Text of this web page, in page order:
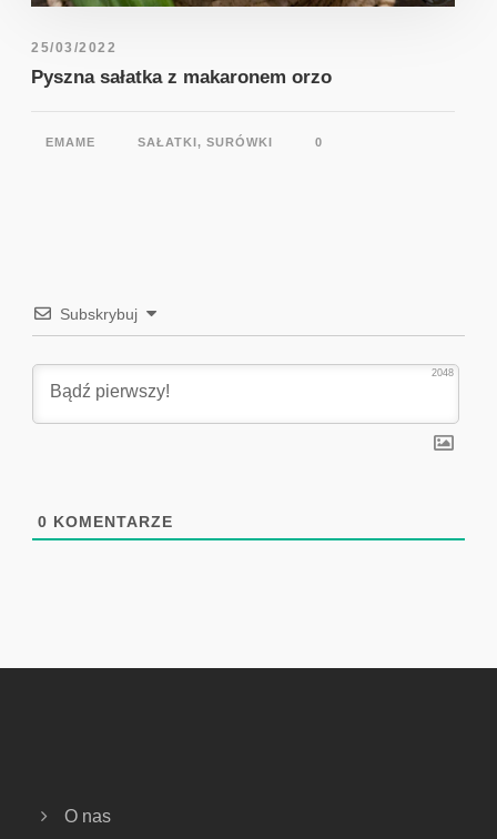
25/03/2022
Pyszna sałatka z makaronem orzo
EMAME SAŁATKI, SURÓWKI 0
Subskrybuj
2048
0 KOMENTARZE
O nas